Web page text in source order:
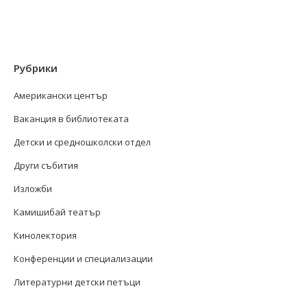
Рубрики
Американски център
Ваканция в библиотеката
Детски и средношколски отдел
Други събития
Изложби
Камишибай театър
Кинолектория
Конференции и специализации
Литературни детски петъци